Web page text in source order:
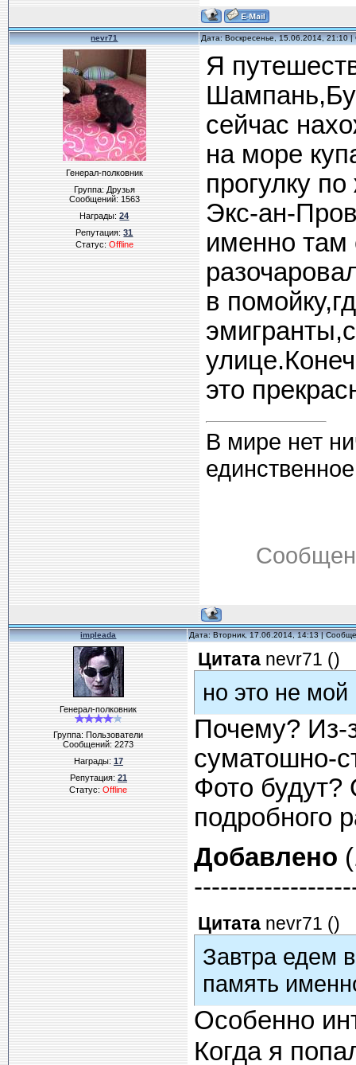
nevr71 Дата: Воскресенье, 15.06.2014, 21:10
Генерал-полковник
Группа: Друзья
Сообщений:1563
Награды:24
Репутация:31
Статус:Offline
Я
сейчас
на море
прогулку
Экс-ан-
именно
в
это
В мире нет
impleada Дата: Вторник, 17.06.2014, 14:13 |
Генерал-полковник
Группа: Пользователи
Сообщений:2273
Награды:17
Репутация:21
Статус:Offline
Цитата nevr71 ()
но это не мой
Почему? Из-
суматошно-
Фото будут?
подробного
Добавлено
Цитата nevr71 ()
Завтра едем
память
Особенно
Когда я